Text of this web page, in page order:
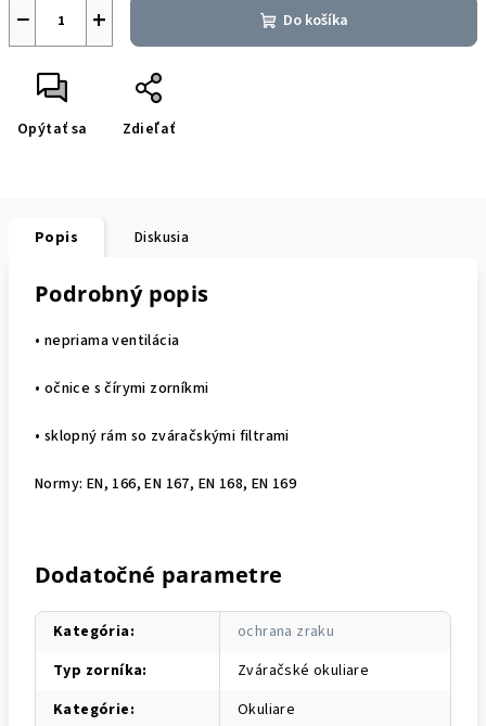
+
− Do košíka
Opýtať sa Zdieľať
Popis Diskusia
Podrobný popis
• nepriama ventilácia
• očnice s čírymi zorníkmi
• sklopný rám so zváračskými filtrami
Normy: EN, 166, EN 167, EN 168, EN 169
Dodatočné parametre
Kategória:
ochrana zraku
Typ zorníka:
Zváračské okuliare
Kategórie: Okuliare